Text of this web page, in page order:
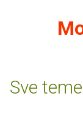
Sve teme